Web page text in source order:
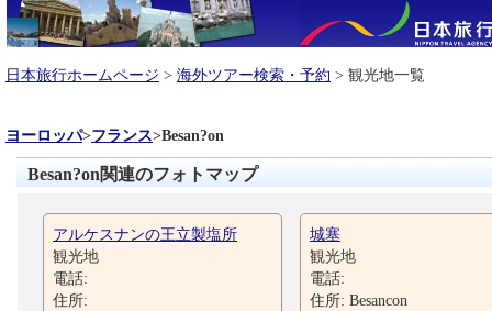
日本旅行ホームページ > 海外ツアー検索・予約 > 観光地一覧
ヨーロッパ>フランス>Besan?on
Besan?on関連のフォトマップ
アルケスナンの王立製塩所
観光地
電話:
住所:
城塞
観光地
電話:
住所: Besancon